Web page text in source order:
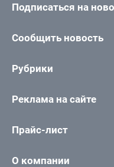
Подписаться на
Сообщить новость
Рубрики
Реклама на сайте
Прайс-лист
О компании